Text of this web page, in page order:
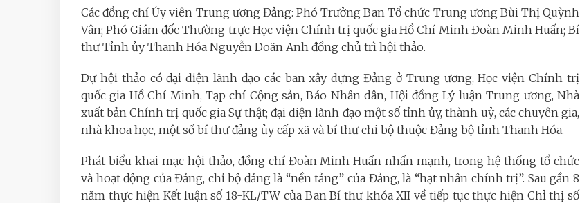
Các đồng chí Ủy viên Trung ương Đảng: Phó Trưởng Ban Tổ chức Trung ương Bùi Thị Quỳnh
Vân; Phó Giám đốc Thường trực Học viện Chính trị quốc gia Hồ Chí Minh Đoàn Minh Huấn; Bí
thư Tỉnh ủy Thanh Hóa Nguyễn Doãn Anh đồng chủ trì hội thảo.
Dự hội thảo có đại diện lãnh đạo các ban xây dựng Đảng ở Trung ương, Học viện Chính trị
quốc gia Hồ Chí Minh, Tạp chí Cộng sản, Báo Nhân dân, Hội đồng Lý luận Trung ương, Nhà
xuất bản Chính trị quốc gia Sự thật; đại diện lãnh đạo một số tỉnh ủy, thành uỷ, các chuyên gia,
nhà khoa học, một số bí thư đảng ủy cấp xã và bí thư chi bộ thuộc Đảng bộ tỉnh Thanh Hóa.
Phát biểu khai mạc hội thảo, đồng chí Đoàn Minh Huấn nhấn mạnh, trong hệ thống tổ chức
và hoạt động của Đảng, chi bộ đảng là “nền tảng” của Đảng, là “hạt nhân chính trị”. Sau gần 8
năm thực hiện Kết luận số 18-KL/TW của Ban Bí thư khóa XII về tiếp tục thực hiện Chỉ thị số